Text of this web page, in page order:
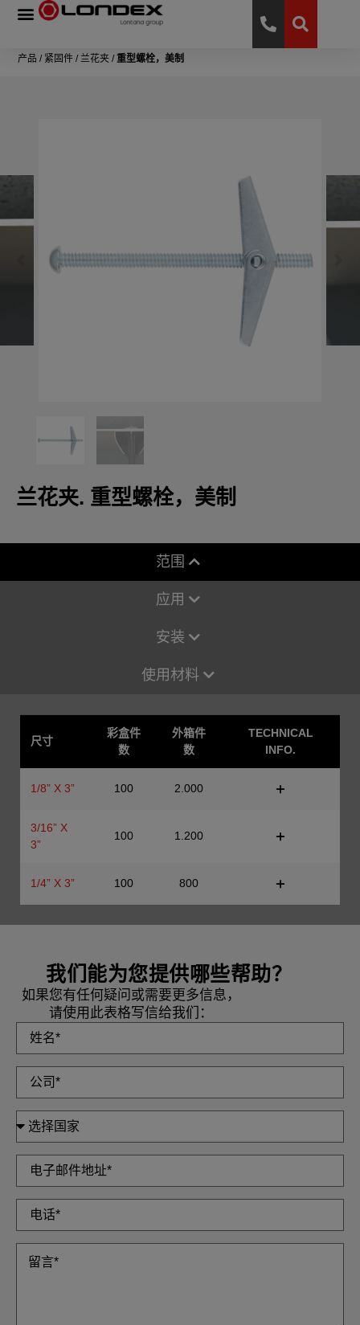
产品 / 紧固件 /兰花夹 /重型螺栓，美制
兰花夹. 重型螺栓，美制
范围
应用
安装
使用材料
尺寸
彩盒件
数
外箱件
数
TECHNICAL
INFO.
1/8” X 3” 100 2.000
3/16” X
3”
100 1.200
1/4” X 3” 100 800
我们能为您提供哪些帮助？
如果您有任何疑问或需要更多信息，
请使用此表格写信给我们：